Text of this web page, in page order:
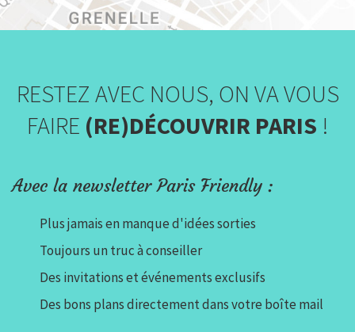
RESTEZ AVEC NOUS, ON VA VOUS
FAIRE (RE)DÉCOUVRIR PARIS !
Avec la newsletter Paris Friendly :
Plus jamais en manque d'idées sorties
Toujours un truc à conseiller
Des invitations et événements exclusifs
Des bons plans directement dans votre boîte mail